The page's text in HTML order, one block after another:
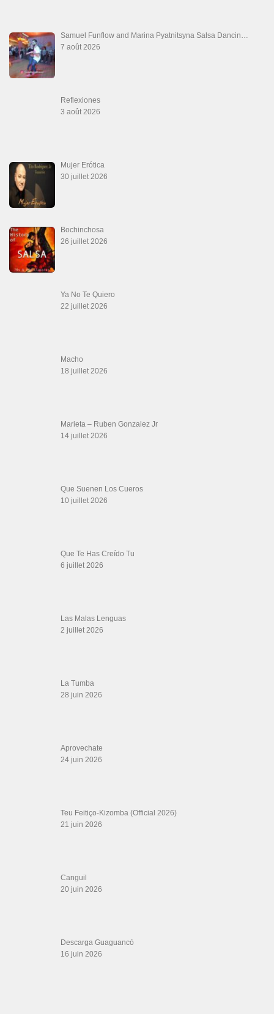
Samuel Funflow and Marina Pyatnitsyna Salsa Dancin…
7 août 2026
Reflexiones
3 août 2026
Mujer Erótica
30 juillet 2026
Bochinchosa
26 juillet 2026
Ya No Te Quiero
22 juillet 2026
Macho
18 juillet 2026
Marieta – Ruben Gonzalez Jr
14 juillet 2026
Que Suenen Los Cueros
10 juillet 2026
Que Te Has Creído Tu
6 juillet 2026
Las Malas Lenguas
2 juillet 2026
La Tumba
28 juin 2026
Aprovechate
24 juin 2026
Teu Feitiço-Kizomba (Official 2026)
21 juin 2026
Canguil
20 juin 2026
Descarga Guaguancó
16 juin 2026